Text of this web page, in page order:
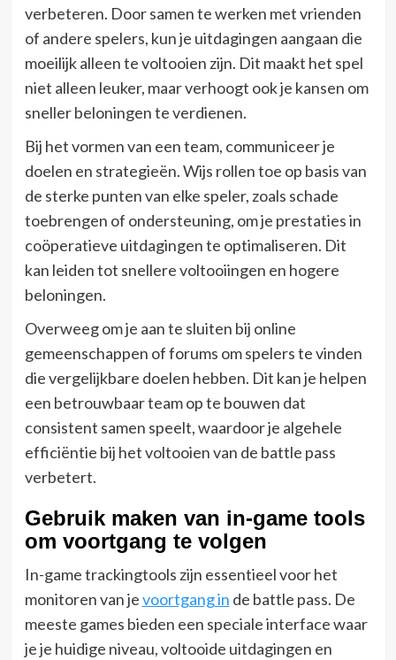
verbeteren. Door samen te werken met vrienden
of andere spelers, kun je uitdagingen aangaan die
moeilijk alleen te voltooien zijn. Dit maakt het spel
niet alleen leuker, maar verhoogt ook je kansen om
sneller beloningen te verdienen.
Bij het vormen van een team, communiceer je
doelen en strategieën. Wijs rollen toe op basis van
de sterke punten van elke speler, zoals schade
toebrengen of ondersteuning, om je prestaties in
coöperatieve uitdagingen te optimaliseren. Dit
kan leiden tot snellere voltooiingen en hogere
beloningen.
Overweeg om je aan te sluiten bij online
gemeenschappen of forums om spelers te vinden
die vergelijkbare doelen hebben. Dit kan je helpen
een betrouwbaar team op te bouwen dat
consistent samen speelt, waardoor je algehele
efficiëntie bij het voltooien van de battle pass
verbetert.
Gebruik maken van in-game tools
om voortgang te volgen
In-game trackingtools zijn essentieel voor het
monitoren van jevoortgang in de battle pass. De
meeste games bieden een speciale interface waar
je je huidige niveau, voltooide uitdagingen en